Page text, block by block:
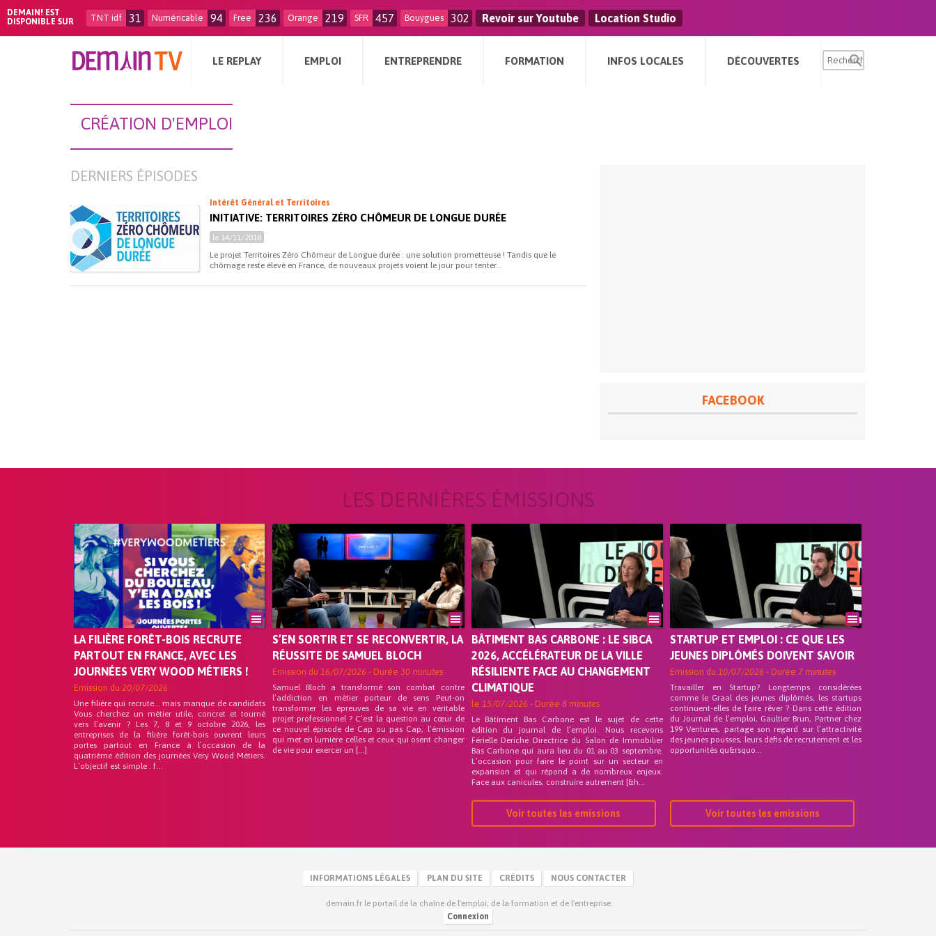
DEMAIN! EST
DISPONIBLE SUR
TNT idf 31 Numéricable 94 Free 236 Orange 219 SFR 457 Bouygues 302 Revoir sur Youtube Location Studio
LE REPLAY EMPLOI ENTREPRENDRE FORMATION INFOS LOCALES DÉCOUVERTES
CRÉATION D'EMPLOI
DERNIERS ÉPISODES
Intérêt Général et Territoires
INITIATIVE: TERRITOIRES ZÉRO CHÔMEUR DE LONGUE DURÉE
le 14/11/2018
Le projet Territoires Zéro Chômeur de Longue durée : une solution prometteuse ! Tandis que le
chômage reste élevé en France, de nouveaux projets voient le jour pour tenter...
FACEBOOK
LES DERNIÈRES ÉMISSIONS
LA FILIÈRE FORÊT-BOIS RECRUTE
PARTOUT EN FRANCE, AVEC LES
JOURNÉES VERY WOOD MÉTIERS !
Emission du 20/07/2026
Une filière qui recrute… mais manque de candidats
Vous cherchez un métier utile, concret et tourné
vers l’avenir ? Les 7, 8 et 9 octobre 2026, les
entreprises de la filière forêt-bois ouvrent leurs
portes partout en France à l’occasion de la
quatrième édition des journées Very Wood Métiers.
L’objectif est simple : f...
S’EN SORTIR ET SE RECONVERTIR, LA
RÉUSSITE DE SAMUEL BLOCH
Emission du16/07/2026 - Durée30 minutes
Samuel Bloch a transformé son combat contre
l’addiction en métier porteur de sens Peut-on
transformer les épreuves de sa vie en véritable
projet professionnel ? C’est la question au cœur de
ce nouvel épisode de Cap ou pas Cap, l’émission
qui met en lumière celles et ceux qui osent changer
de vie pour exercer un […]
BÂTIMENT BAS CARBONE : LE SIBCA
2026, ACCÉLÉRATEUR DE LA VILLE
RÉSILIENTE FACE AU CHANGEMENT
CLIMATIQUE
le 15/07/2026 - Durée 8 minutes
Le Bâtiment Bas Carbone est le sujet de cette
édition du journal de l’emploi. Nous recevons
Férielle Deriche Directrice du Salon de Immobilier
Bas Carbone qui aura lieu du 01 au 03 septembre.
L’occasion pour faire le point sur un secteur en
expansion et qui répond a de nombreux enjeux.
Face aux canicules, construire autrement [&h...
Voir toutes les emissions
STARTUP ET EMPLOI : CE QUE LES
JEUNES DIPLÔMÉS DOIVENT SAVOIR
Emission du 10/07/2026 - Durée 7 minutes
Travailler en Startup? Longtemps considérées
comme le Graal des jeunes diplômés, les startups
continuent-elles de faire rêver ? Dans cette édition
du Journal de l’emploi, Gaultier Brun, Partner chez
199 Ventures, partage son regard sur l’attractivité
des jeunes pousses, leurs défis de recrutement et les
opportunités qu&rsquo...
Voir toutes les emissions
INFORMATIONS LÉGALES PLAN DU SITE CRÉDITS NOUS CONTACTER
demain.fr le portail de la chaîne de l'emploi, de la formation et de l'entreprise
Connexion